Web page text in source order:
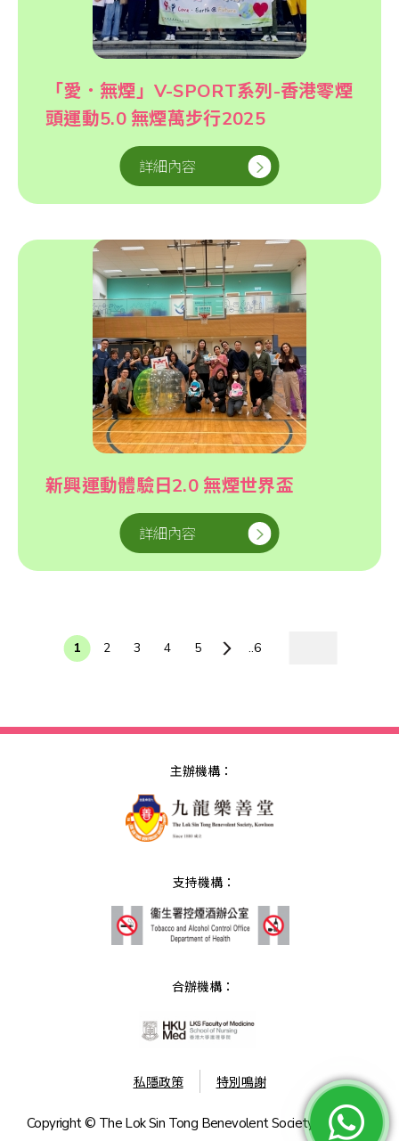
「愛．無煙」V-SPORT系列-香港零煙
頭運動5.0 無煙萬步行2025
詳細內容
新興運動體驗日2.0 無煙世界盃
詳細內容
1 2 3 4 5 ..6
主辦機構：
支持機構：
合辦機構：
私隱政策 特別鳴謝
Copyright © The Lok Sin Tong Benevolent Society, Kowloon.